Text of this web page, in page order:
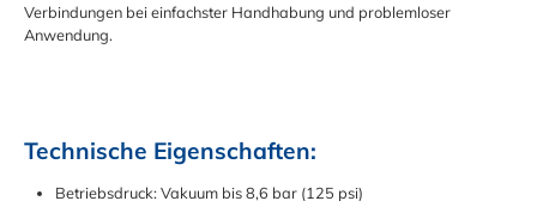
Verbindungen bei einfachster Handhabung und problemloser
Anwendung.
Technische Eigenschaften:
Betriebsdruck: Vakuum bis 8,6 bar (125 psi)